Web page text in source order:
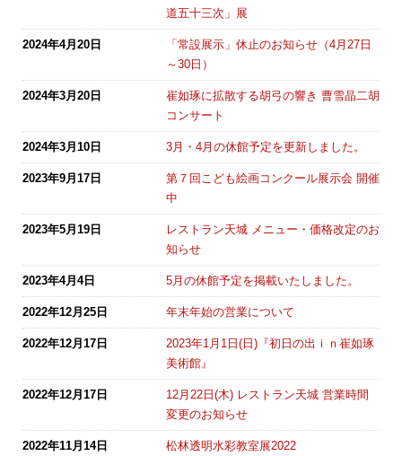
道五十三次」展
2024年4月20日
「常設展示」休止のお知らせ（4月27日
～30日）
2024年3月20日
崔如琢に拡散する胡弓の響き 曹雪晶二胡
コンサート
2024年3月10日 3月・4月の休館予定を更新しました。
2023年9月17日
第７回こども絵画コンクール展示会 開催
中
2023年5月19日
レストラン天城 メニュー・価格改定のお
知らせ
2023年4月4日 5月の休館予定を掲載いたしました。
2022年12月25日 年末年始の営業について
2022年12月17日
2023年1月1日(日)『初日の出ｉｎ崔如琢
美術館』
2022年12月17日
12月22日(木) レストラン天城 営業時間
変更のお知らせ
2022年11月14日 松林透明水彩教室展2022